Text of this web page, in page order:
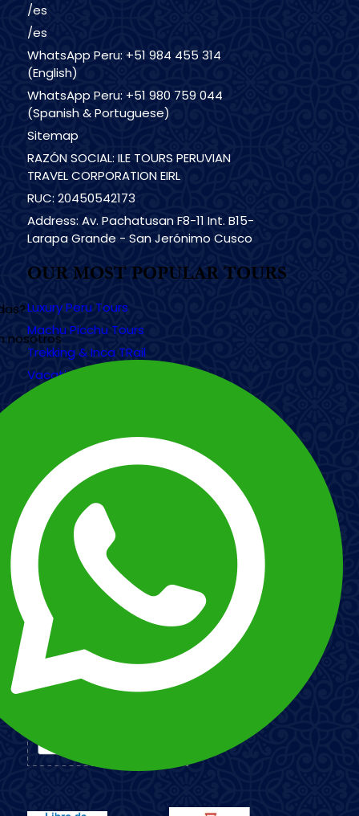
nosotros
/es
/es
WhatsApp Peru: +51 984 455 314
(English)
WhatsApp Peru: +51 980 759 044
(Spanish & Portuguese)
Sitemap
RAZÓN SOCIAL: ILE TOURS PERUVIAN
TRAVEL CORPORATION EIRL
RUC: 20450542173
Address: Av. Pachatusan F8-11 Int. B15-
Larapa Grande - San Jerónimo Cusco
OUR MOST POPULAR TOURS
Luxury Peru Tours
Machu Picchu Tours
Trekking & Inca TRail
Vacation Tours
Galapagos Islands Tours
Tours in México
Customizer your trip
ABOUT US
Nuestra Historia
Nuestro Staff
Términos y condiciones
Responsabilidad social
POLÍTICA DE PROTECCIÓN DE DATOS PERSONALES
Esnna
PAYMENT METHODS